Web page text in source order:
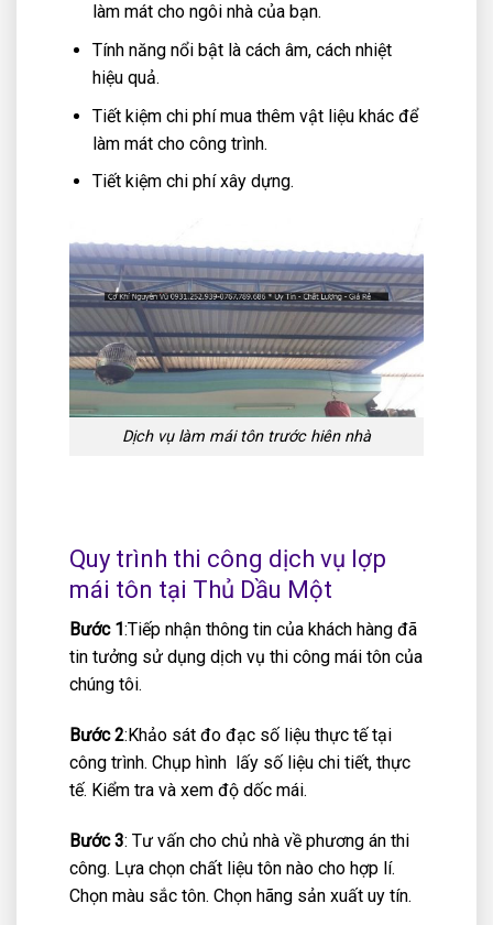
làm mát cho ngôi nhà của bạn.
Tính năng nổi bật là cách âm, cách nhiệt
hiệu quả.
Tiết kiệm chi phí mua thêm vật liệu khác để
làm mát cho công trình.
Tiết kiệm chi phí xây dựng.
Dịch vụ làm mái tôn trước hiên nhà
Quy trình thi công dịch vụ lợp
mái tôn tại Thủ Dầu Một
Bước 1 :Tiếp nhận thông tin của khách hàng đã
tin tưởng sử dụng dịch vụ thi công mái tôn của
chúng tôi.
Bước 2:Khảo sát đo đạc số liệu thực tế tại
công trình. Chụp hình lấy số liệu chi tiết, thực
tế. Kiểm tra và xem độ dốc mái.
Bước 3: Tư vấn cho chủ nhà về phương án thi
công. Lựa chọn chất liệu tôn nào cho hợp lí.
Chọn màu sắc tôn. Chọn hãng sản xuất uy tín.